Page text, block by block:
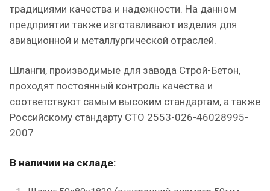
традициями качества и надежности. На данном
предприятии также изготавливают изделия для
авиационной и металлургической отраслей.
Шланги, производимые для завода Строй-Бетон,
проходят постоянный контроль качества и
соответствуют самым высоким стандартам, а также
Российскому стандарту СТО 2553-026-46028995-
2007
В наличии на складе: